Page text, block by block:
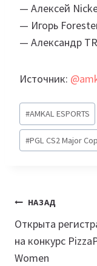
— Алексей
— Игорь
— Александр
Источник:
Метки
записи:
#AMKAL ESPORTS
#PGL CS2 Major
Навигация
по
записям
НАЗАД
Открыта
на конкурс
Women